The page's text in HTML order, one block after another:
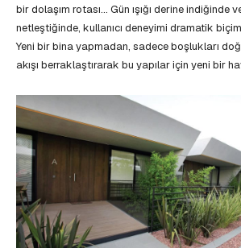
bir dolaşım rotası… Gün ışığı derine indiğinde
netleştiğinde, kullanıcı deneyimi dramatik
Yeni bir bina yapmadan, sadece boşlukları
akışı berraklaştırarak bu yapılar için yeni bir